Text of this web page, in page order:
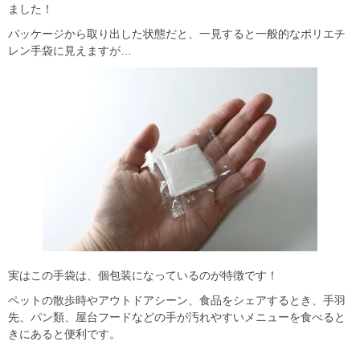
ました！
パッケージから取り出した状態だと、一見すると一般的なポリエチ
レン手袋に見えますが…
実はこの手袋は、個包装になっているのが特徴です！
ペットの散歩時やアウトドアシーン、食品をシェアするとき、手羽
先、パン類、屋台フードなどの手が汚れやすいメニューを食べると
きにあると便利です。